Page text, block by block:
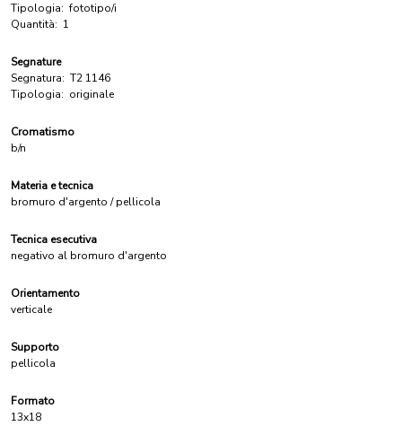
Tipologia: fototipo/i
Quantità: 1
Segnature
Segnatura: T2 1146
Tipologia: originale
Cromatismo
b/n
Materia e tecnica
bromuro d'argento / pellicola
Tecnica esecutiva
negativo al bromuro d'argento
Orientamento
verticale
Supporto
pellicola
Formato
13x18